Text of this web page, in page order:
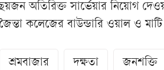
অতিরিক্ত সার্ভেয়ার নিয়োগ
কলেজের বাউন্ডারি ওয়াল ও
শ্রমবাজার দক্ষতা জনশক্তি